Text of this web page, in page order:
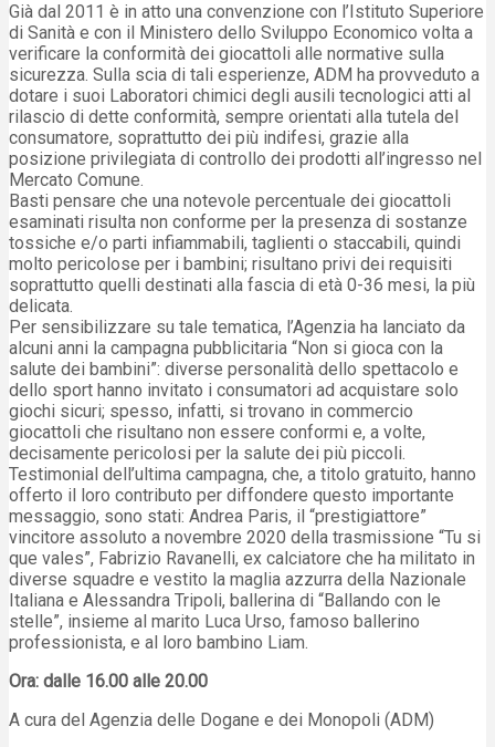
Già dal 2011 è in atto una convenzione con l’Istituto Superiore
di Sanità e con il Ministero dello Sviluppo Economico volta a
verificare la conformità dei giocattoli alle normative sulla
sicurezza. Sulla scia di tali esperienze, ADM ha provveduto a
dotare i suoi Laboratori chimici degli ausili tecnologici atti al
rilascio di dette conformità, sempre orientati alla tutela del
consumatore, soprattutto dei più indifesi, grazie alla
posizione privilegiata di controllo dei prodotti all’ingresso nel
Mercato Comune.
Basti pensare che una notevole percentuale dei giocattoli
esaminati risulta non conforme per la presenza di sostanze
tossiche e/o parti infiammabili, taglienti o staccabili, quindi
molto pericolose per i bambini; risultano privi dei requisiti
soprattutto quelli destinati alla fascia di età 0-36 mesi, la più
delicata.
Per sensibilizzare su tale tematica, l’Agenzia ha lanciato da
alcuni anni la campagna pubblicitaria “Non si gioca con la
salute dei bambini”: diverse personalità dello spettacolo e
dello sport hanno invitato i consumatori ad acquistare solo
giochi sicuri; spesso, infatti, si trovano in commercio
giocattoli che risultano non essere conformi e, a volte,
decisamente pericolosi per la salute dei più piccoli.
Testimonial dell’ultima campagna, che, a titolo gratuito, hanno
offerto il loro contributo per diffondere questo importante
messaggio, sono stati: Andrea Paris, il “prestigiattore”
vincitore assoluto a novembre 2020 della trasmissione “Tu si
que vales”, Fabrizio Ravanelli, ex calciatore che ha militato in
diverse squadre e vestito la maglia azzurra della Nazionale
Italiana e Alessandra Tripoli, ballerina di “Ballando con le
stelle”, insieme al marito Luca Urso, famoso ballerino
professionista, e al loro bambino Liam.
Ora: dalle 16.00 alle 20.00
A cura del Agenzia delle Dogane e dei Monopoli (ADM)